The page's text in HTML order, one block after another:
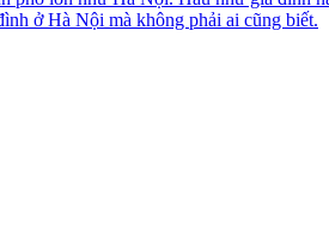
ở Hà Nội mà không phải ai cũng biết.